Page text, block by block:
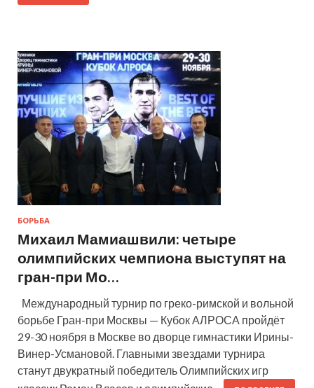
БОРЬБА
Михаил Мамиашвили: четыре
олимпийских чемпиона выступят на
гран-при Мо…
Международный турнир по греко-римской и вольной
борьбе Гран-при Москвы — Кубок АЛРОСА пройдёт
29-30 ноября в Москве во дворце гимнастики Ирины-
Винер-Усмановой. Главными звездами турнира
станут двукратный победитель Олимпийских игр